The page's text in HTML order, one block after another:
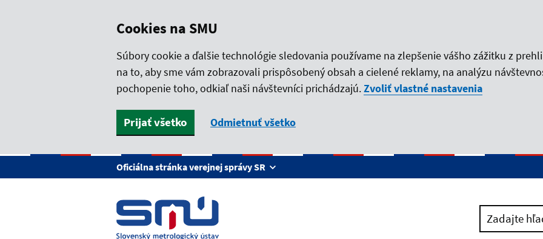
Preskočiť na hlavný obsahOficiálna stránka verejnej správy SR
Zadajte
Cookies na SMU
Súbory cookie a ďalšie technológie sledovania používame na zlepšenie vášho zážitku z
na to, aby sme vám zobrazovali prispôsobený obsah a cielené reklamy, na analýzu
pochopenie toho, odkiaľ naši návštevníci prichádzajú.Zvoliť vlastné nastavenia
Prijať všetko Odmietnuť všetko